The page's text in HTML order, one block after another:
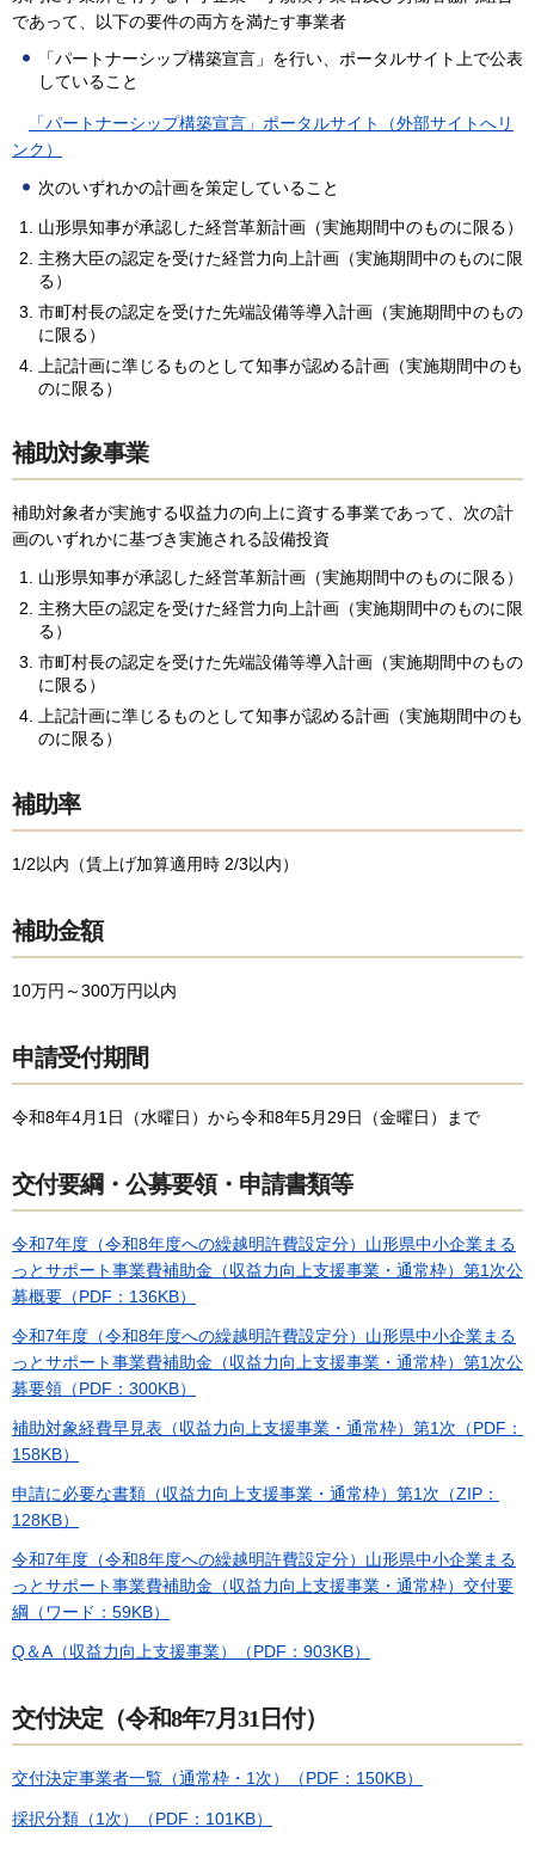
であって、以下の要件の両方を満たす事業者
「パートナーシップ構築宣言」を行い、ポータルサイト上で公表
していること
「パートナーシップ構築宣言」ポータルサイト（外部サイトへリ
ンク）
次のいずれかの計画を策定していること
山形県知事が承認した経営革新計画（実施期間中のものに限る）
主務大臣の認定を受けた経営力向上計画（実施期間中のものに限
る）
市町村長の認定を受けた先端設備等導入計画（実施期間中のもの
に限る）
上記計画に準じるものとして知事が認める計画（実施期間中のも
のに限る）
補助対象事業
補助対象者が実施する収益力の向上に資する事業であって、次の計
画のいずれかに基づき実施される設備投資
山形県知事が承認した経営革新計画（実施期間中のものに限る）
主務大臣の認定を受けた経営力向上計画（実施期間中のものに限
る）
市町村長の認定を受けた先端設備等導入計画（実施期間中のもの
に限る）
上記計画に準じるものとして知事が認める計画（実施期間中のも
のに限る）
補助率
1/2以内（賃上げ加算適用時 2/3以内）
補助金額
10万円～300万円以内
申請受付期間
令和8年4月1日（水曜日）から令和8年5月29日（金曜日）まで
交付要綱・公募要領・申請書類等
令和7年度（令和8年度への繰越明許費設定分）山形県中小企業まる
っとサポート事業費補助金（収益力向上支援事業・通常枠）第1次公
募概要（PDF：136KB）
令和7年度（令和8年度への繰越明許費設定分）山形県中小企業まる
っとサポート事業費補助金（収益力向上支援事業・通常枠）第1次公
募要領（PDF：300KB）
補助対象経費早見表（収益力向上支援事業・通常枠）第1次（PDF：
158KB）
申請に必要な書類（収益力向上支援事業・通常枠）第1次（ZIP：
128KB）
令和7年度（令和8年度への繰越明許費設定分）山形県中小企業まる
っとサポート事業費補助金（収益力向上支援事業・通常枠）交付要
綱（ワード：59KB）
Q＆A（収益力向上支援事業）（PDF：903KB）
交付決定（令和8年7月31日付）
交付決定事業者一覧（通常枠・1次）（PDF：150KB）
採択分類（1次）（PDF：101KB）